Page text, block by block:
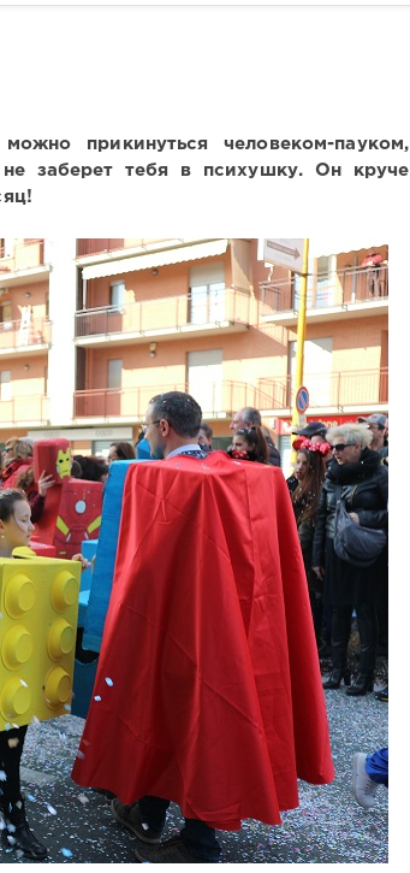
прикинуться человеком-пауком,
заберет тебя в психушку. Он круче